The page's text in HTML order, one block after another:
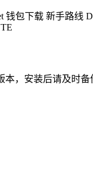
钱包下载 新手路线
，安装后请及时备